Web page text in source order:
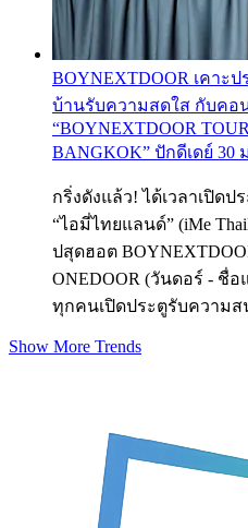
BOYNEXTDOOR เคาะป
บ้านรับความสดใส กับคอ
“BOYNEXTDOOR
BANGKOK” ปักดีเดย์ 30
กริ่งดังแล้ว! ได้เวลาเปิด
“ไอมี่ไทยแลนด์” (iMe
ปสุดฮอต
ONEDOOR (วันดอร์ - ชื่
ทุกคนเปิดประตูรับความส
Show More Trends